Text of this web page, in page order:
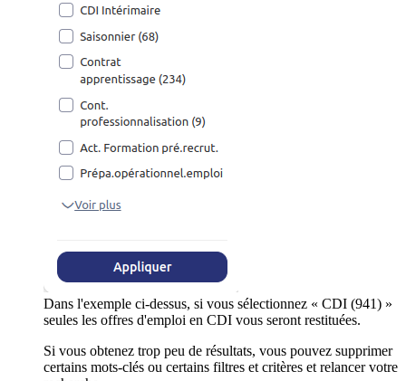
Dans l'exemple ci-dessus, si vous sélectionnez « CDI (941) »
seules les offres d'emploi en CDI vous seront restituées.
Si vous obtenez trop peu de résultats, vous pouvez supprimer
certains mots-clés ou certains filtres et critères et relancer votre